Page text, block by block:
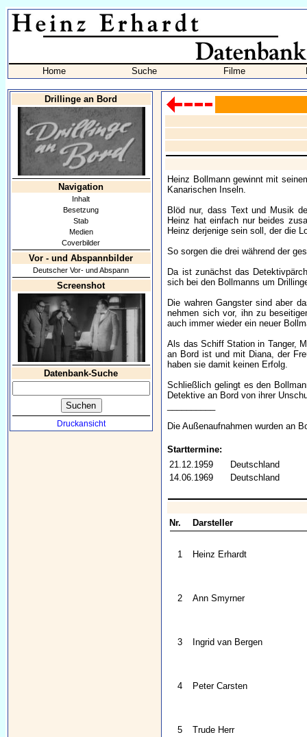
Home Suche Filme
Drillinge an Bord
Navigation
Inhalt
Besetzung
Stab
Medien
Coverbilder
Vor - und Abspannbilder
Deutscher Vor- und Abspann
Screenshot
Datenbank-Suche
Druckansicht
Heinz Bollmann gewinnt mit
Kanarischen Inseln.
Blöd nur, dass Text und Musik
Heinz hat einfach nur beides
Heinz derjenige sein soll, der die
So sorgen die drei während der
Da ist zunächst das
sich bei den Bollmanns um
Die wahren Gangster sind aber
nehmen sich vor, ihn zu
auch immer wieder ein neuer
Als das Schiff Station in Tanger,
an Bord ist und mit Diana, der
haben sie damit keinen Erfolg.
Schließlich gelingt es den
Detektive an Bord von ihrer
Die Außenaufnahmen wurden an
Starttermine:
21.12.1959
Deutschland
14.06.1969
Deutschland
Nr. Darsteller
1 Heinz Erhardt
2 Ann Smyrner
3 Ingrid van Bergen
4 Peter Carsten
5 Trude Herr